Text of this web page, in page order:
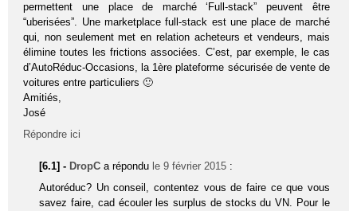
permettent une place de marché ‘Full-stack” peuvent être
“uberisées”. Une marketplace full-stack est une place de marché
qui, non seulement met en relation acheteurs et vendeurs, mais
élimine toutes les frictions associées. C’est, par exemple, le cas
d’AutoRéduc-Occasions, la 1ère plateforme sécurisée de vente de
voitures entre particuliers 🙂
Amitiés,
José
Répondre ici
[6.1] - DropC a répondu le 9 février 2015 :
Autoréduc? Un conseil, contentez vous de faire ce que vous
savez faire, cad écouler les surplus de stocks du VN. Pour le